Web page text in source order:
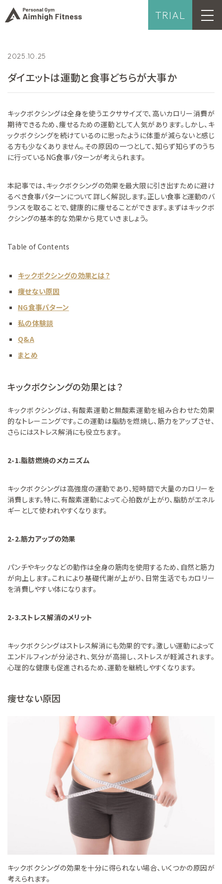
TRIAL
2025.10.25
ダイエットは運動と食事どちらが大事か
キックボクシングは全身を使うエクササイズで、高いカロリー消費が
期待できるため、痩せるための運動として人気があります。しかし、キ
ックボクシングを続けているのに思ったように体重が減らないと感じ
る方も少なくありません。その原因の一つとして、知らず知らずのうち
に行っているNG食事パターンが考えられます。
本記事では、キックボクシングの効果を最大限に引き出すために避け
るべき食事パターンについて詳しく解説します。正しい食事と運動のバ
ランスを取ることで、健康的に痩せることができます。まずはキックボ
クシングの基本的な効果から見ていきましょう。
Table of Contents
キックボクシングの効果とは？
痩せない原因
NG食事パターン
私の体験談
Q&A
まとめ
キックボクシングの効果とは？
キックボクシングは、有酸素運動と無酸素運動を組み合わせた効果
的なトレーニングです。この運動は脂肪を燃焼し、筋力をアップさせ、
さらにはストレス解消にも役立ちます。
2-1.脂肪燃焼のメカニズム
キックボクシングは高強度の運動であり、短時間で大量のカロリーを
消費します。特に、有酸素運動によって心拍数が上がり、脂肪がエネル
ギーとして使われやすくなります。
2-2.筋力アップの効果
パンチやキックなどの動作は全身の筋肉を使用するため、自然と筋力
が向上します。これにより基礎代謝が上がり、日常生活でもカロリー
を消費しやすい体になります。
2-3.ストレス解消のメリット
キックボクシングはストレス解消にも効果的です。激しい運動によって
エンドルフィンが分泌され、気分が高揚し、ストレスが軽減されます。
心理的な健康も促進されるため、運動を継続しやすくなります。
痩せない原因
キックボクシングの効果を十分に得られない場合、いくつかの原因が
考えられます。